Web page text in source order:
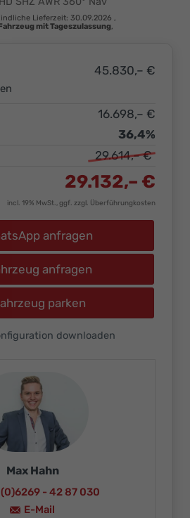
Lieferzeit: 30.09.2026
mit Tageszulassung
45.830,– €
16.698,– €
36,4%
29.614,– €
29.132,– €
incl. 19% MwSt., ggf. zzgl. Überführungkosten
anfragen
anfragen
parken
downloaden
Max Hahn
- 42 87 030
E-Mail